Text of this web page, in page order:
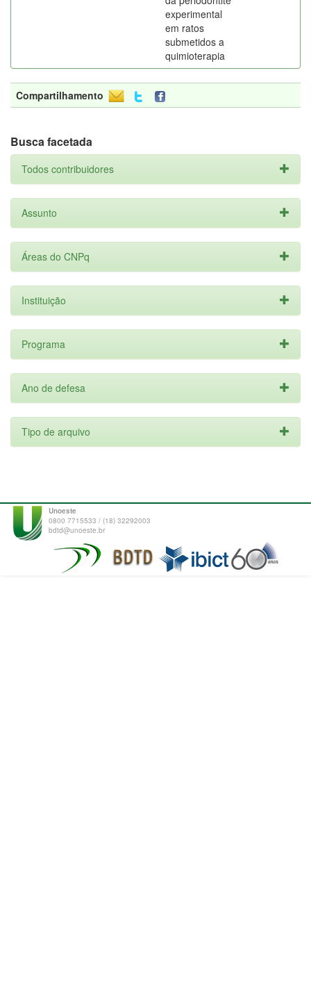
experimental
em ratos
submetidos a
quimioterapia
Compartilhamento
Busca facetada
Todos contribuidores
Assunto
Áreas do CNPq
Instituição
Programa
Ano de defesa
Tipo de arquivo
Unoeste
0800 7715533 / (18) 32292003
bdtd@unoeste.br